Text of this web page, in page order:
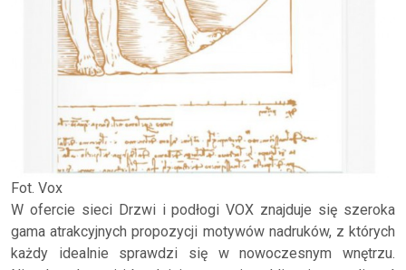
Fot. Vox
W ofercie sieci Drzwi i podłogi VOX znajduje się szeroka
gama atrakcyjnych propozycji motywów nadruków, z których
każdy idealnie sprawdzi się w nowoczesnym wnętrzu.